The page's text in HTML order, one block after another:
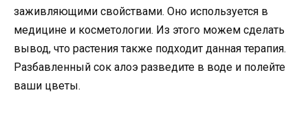
заживляющими свойствами. Оно используется в
медицине и косметологии. Из этого можем сделать
вывод, что растения также подходит данная терапия.
Разбавленный сок алоэ разведите в воде и полейте
ваши цветы.